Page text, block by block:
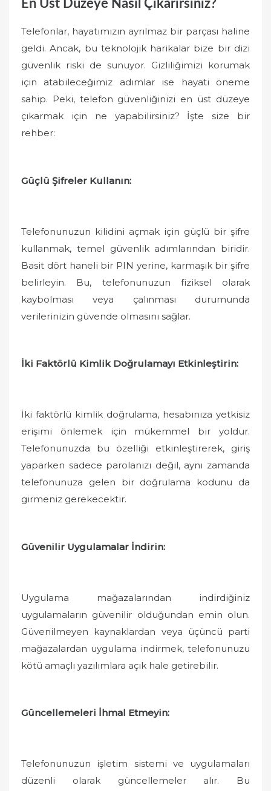
En Üst Düzeye Nasıl Çıkarırsınız?
Telefonlar, hayatımızın ayrılmaz bir parçası haline
geldi. Ancak, bu teknolojik harikalar bize bir dizi
güvenlik riski de sunuyor. Gizliliğimizi korumak
için atabileceğimiz adımlar ise hayati öneme
sahip. Peki, telefon güvenliğinizi en üst düzeye
çıkarmak için ne yapabilirsiniz? İşte size bir
rehber:
Güçlü Şifreler Kullanın:
Telefonunuzun kilidini açmak için güçlü bir şifre
kullanmak, temel güvenlik adımlarından biridir.
Basit dört haneli bir PIN yerine, karmaşık bir şifre
belirleyin. Bu, telefonunuzun fiziksel olarak
kaybolması veya çalınması durumunda
verilerinizin güvende olmasını sağlar.
İki Faktörlü Kimlik Doğrulamayı Etkinleştirin:
İki faktörlü kimlik doğrulama, hesabınıza yetkisiz
erişimi önlemek için mükemmel bir yoldur.
Telefonunuzda bu özelliği etkinleştirerek, giriş
yaparken sadece parolanızı değil, aynı zamanda
telefonunuza gelen bir doğrulama kodunu da
girmeniz gerekecektir.
Güvenilir Uygulamalar İndirin:
Uygulama mağazalarından indirdiğiniz
uygulamaların güvenilir olduğundan emin olun.
Güvenilmeyen kaynaklardan veya üçüncü parti
mağazalardan uygulama indirmek, telefonunuzu
kötü amaçlı yazılımlara açık hale getirebilir.
Güncellemeleri İhmal Etmeyin:
Telefonunuzun işletim sistemi ve uygulamaları
düzenli olarak güncellemeler alır. Bu